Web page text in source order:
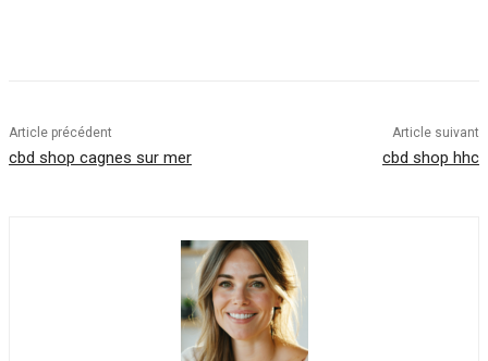
Article précédent
cbd shop cagnes sur mer
Article suivant
cbd shop hhc